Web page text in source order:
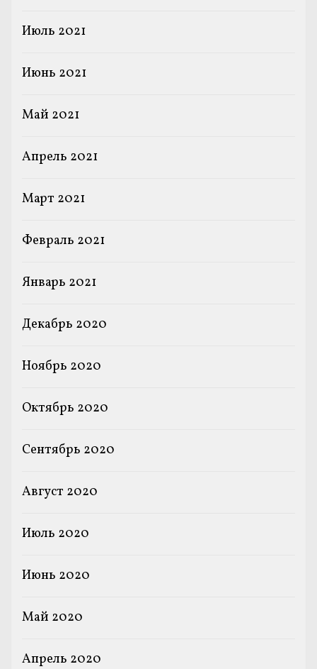
Июль 2021
Июнь 2021
Май 2021
Апрель 2021
Март 2021
Февраль 2021
Январь 2021
Декабрь 2020
Ноябрь 2020
Октябрь 2020
Сентябрь 2020
Август 2020
Июль 2020
Июнь 2020
Май 2020
Апрель 2020